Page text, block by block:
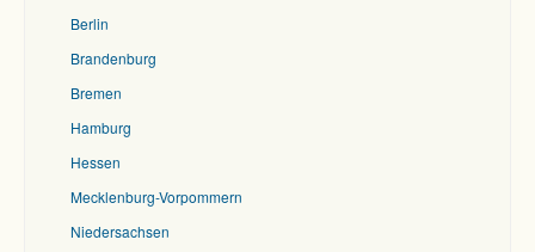
Berlin
Brandenburg
Bremen
Hamburg
Hessen
Mecklenburg-Vorpommern
Niedersachsen